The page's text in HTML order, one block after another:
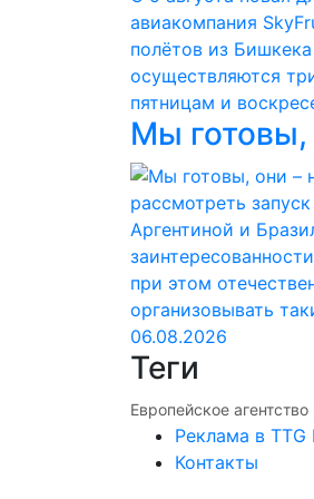
авиакомпания
полётов из
осуществляются
пятницам и
Мы готовы,
рассмотреть
Аргентиной и
при этом
организовывать
06.08.2026
Теги
Европейское
Реклама в TTG
Контакты